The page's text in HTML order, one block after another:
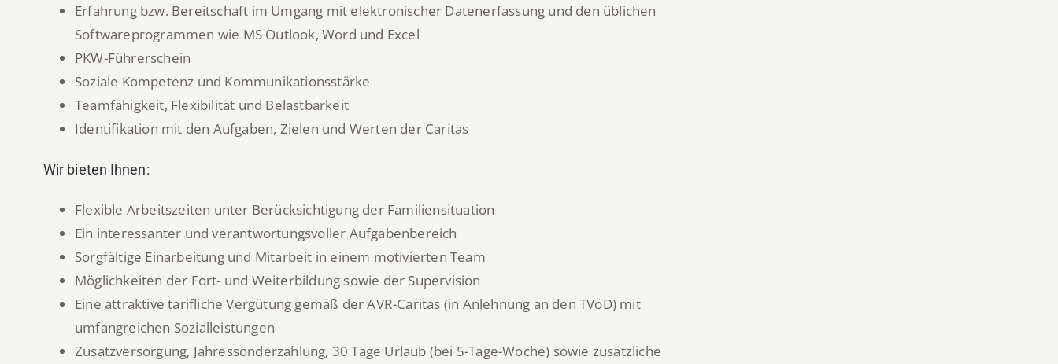
Erfahrung bzw. Bereitschaft im Umgang mit elektronischer Datenerfassung und den üblichen
Softwareprogrammen wie MS Outlook, Word und Excel
PKW-Führerschein
Soziale Kompetenz und Kommunikationsstärke
Teamfähigkeit, Flexibilität und Belastbarkeit
Identifikation mit den Aufgaben, Zielen und Werten der Caritas
Wir bieten Ihnen:
Flexible Arbeitszeiten unter Berücksichtigung der Familiensituation
Ein interessanter und verantwortungsvoller Aufgabenbereich
Sorgfältige Einarbeitung und Mitarbeit in einem motivierten Team
Möglichkeiten der Fort- und Weiterbildung sowie der Supervision
Eine attraktive tarifliche Vergütung gemäß der AVR-Caritas (in Anlehnung an den TVöD) mit
umfangreichen Sozialleistungen
Zusatzversorgung, Jahressonderzahlung, 30 Tage Urlaub (bei 5-Tage-Woche) sowie zusätzliche